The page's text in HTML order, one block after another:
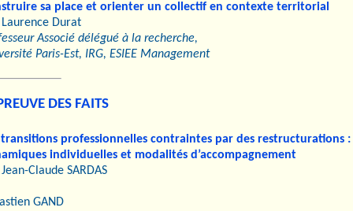
sa place et orienter un collectif en contexte territorial
Laurence Durat
Associé délégué à la recherche,
Paris-Est, IRG, ESIEE Management
DES FAITS
transitions professionnelles contraintes par des restructurations :
individuelles et modalités d’accompagnement
Claude SARDAS
GAND